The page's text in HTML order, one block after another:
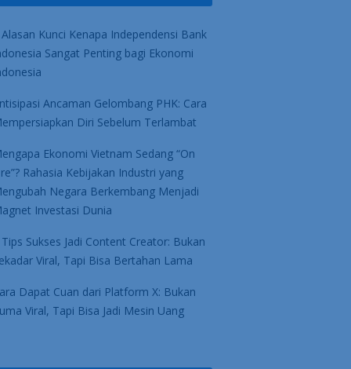
Kunci Kenapa Independensi Bank
Sangat Penting bagi Ekonomi
Ancaman Gelombang PHK: Cara
Diri Sebelum Terlambat
Ekonomi Vietnam Sedang “On
Rahasia Kebijakan Industri yang
Negara Berkembang Menjadi
Investasi Dunia
Sukses Jadi Content Creator: Bukan
Viral, Tapi Bisa Bertahan Lama
Dapat Cuan dari Platform X: Bukan
Viral, Tapi Bisa Jadi Mesin Uang